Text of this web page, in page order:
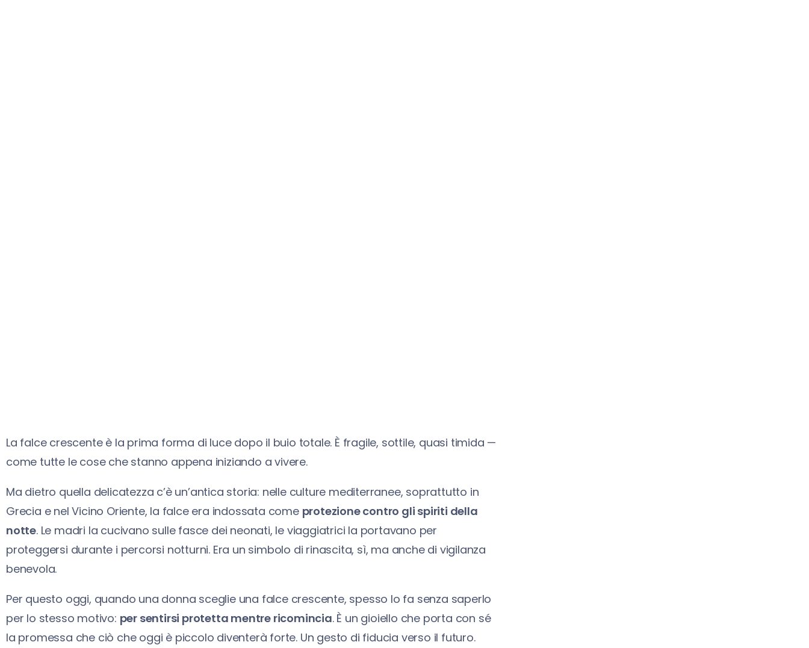
La falce crescente è la prima forma di luce dopo il buio totale. È fragile, sottile, quasi timida —
come tutte le cose che stanno appena iniziando a vivere.
Ma dietro quella delicatezza c’è un’antica storia: nelle culture mediterranee, soprattutto in
Grecia e nel Vicino Oriente, la falce era indossata come protezione contro gli spiriti della
notte. Le madri la cucivano sulle fasce dei neonati, le viaggiatrici la portavano per
proteggersi durante i percorsi notturni. Era un simbolo di rinascita, sì, ma anche di vigilanza
benevola.
Per questo oggi, quando una donna sceglie una falce crescente, spesso lo fa senza saperlo
per lo stesso motivo: per sentirsi protetta mentre ricomincia. È un gioiello che porta con sé
la promessa che ciò che oggi è piccolo diventerà forte. Un gesto di fiducia verso il futuro.